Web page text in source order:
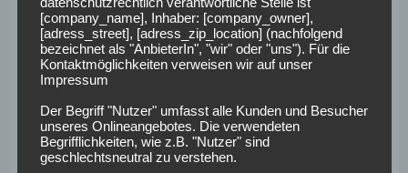
Wochenende setzte die Werner-Elf dann ein dickes
Ausrufezeichen in der Bundesliga. Champions-League-
Teilnehmer Frankfurt wurde von ihr regelrecht
auseinander geschraubt. Besonders Yan Diomande tat sich
mit einem Hattrick hervor und Leipzig feierte mit einem
den sechsten Heimsieg im sechsten Spiel. Die Mannschaft
ist in absoluter Topform und reist ohne Scheu vor dem
Gegner Union nach Berlin.
[company_name], Inhaber: [company_owner],
[adress_street], [adress_zip_location] (nachfolgend
bezeichnet als "AnbieterIn", "wir" oder "uns"). Für die
Kontaktmöglichkeiten verweisen wir auf unser
Impressum
Der Begriff "Nutzer" umfasst alle Kunden und Besucher
unseres Onlineangebotes. Die verwendeten
Begrifflichkeiten, wie z.B. "Nutzer" sind
geschlechtsneutral zu verstehen.